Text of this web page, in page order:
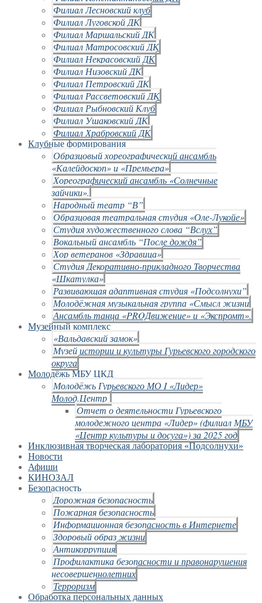
Филиал Лесновский клуб
Филиал Луговской ДК
Филиал Маршальский ДК
Филиал Матросовский ДК
Филиал Некрасовский ДК
Филиал Низовский ДК
Филиал Петровский ДК
Филиал Рассветовский ДК
Филиал Рыбновский Клуб
Филиал Ушаковский ДК
Филиал Храбровский ДК
Клубные формирования
Образцовый хореографический ансамбль
«Калейдоскоп» и «Премьера»
Хореографический ансамбль «Солнечные
зайчики».
Народный театр “В”
Образцовая театральная студия «Оле-Лукойе»
Студия художественного слова “Вслух”
Вокальный ансамбль “После дождя”
Хор ветеранов «Здравица»
Студия Декоративно-прикладного Творчества
«Шкатулка»
Развивающая адаптивная студия «Подсолнухи”
Молодёжная музыкальная группа «Смысл жизни
Ансамбль танца «PROДвижение» и «Экспромт».
Музейный комплекс
«Вальдавский замок»
Музей истории и культуры Гурьевского городского
округа
Молодёжь МБУ ЦКД
Молодёжь Гурьевского МО I «Лидер»
Молод.Центр
Отчет о деятельности Гурьевского
молодежного центра «Лидер» (филиал МБУ
«Центр культуры и досуга») за 2025 год
Инклюзивная творческая лаборатория «Подсолнухи»
Новости
Афиши
КИНОЗАЛ
Безопасность
Дорожная безопасность
Пожарная безопасность
Информационная безопасность в Интернете
Здоровый образ жизни
Антикоррупция
Профилактика безопасности и правонарушения
несовершеннолетних
Терроризм
Обработка персональных данных